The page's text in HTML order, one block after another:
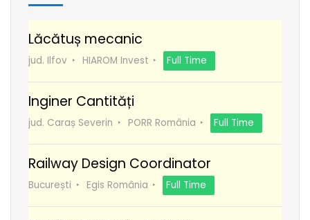
Lăcătuș mecanic
jud. Ilfov HIAROM Invest Full Time
Inginer Cantități
jud. Caraș Severin PORR România Full Time
Railway Design Coordinator
București Egis România Full Time